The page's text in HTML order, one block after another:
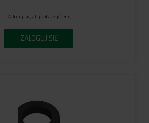
Zaloguj się, aby zobaczyć ceny
ZALOGUJ SIĘ